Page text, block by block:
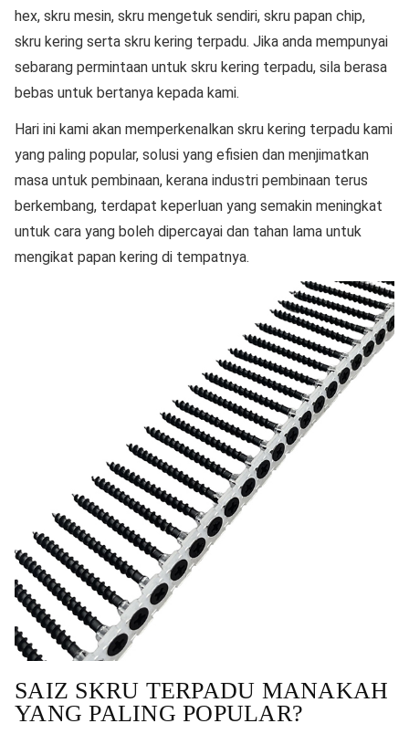
hex, skru mesin, skru mengetuk sendiri, skru papan chip,
skru kering serta skru kering terpadu. Jika anda mempunyai
sebarang permintaan untuk skru kering terpadu, sila berasa
bebas untuk bertanya kepada kami.
Hari ini kami akan memperkenalkan skru kering terpadu kami
yang paling popular, solusi yang efisien dan menjimatkan
masa untuk pembinaan, kerana industri pembinaan terus
berkembang, terdapat keperluan yang semakin meningkat
untuk cara yang boleh dipercayai dan tahan lama untuk
mengikat papan kering di tempatnya.
SAIZ SKRU TERPADU MANAKAH
YANG PALING POPULAR?